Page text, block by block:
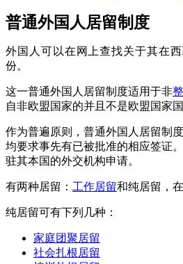
普通外国人居留制度
外国人可以在网上查找关于其在
份。
这一普通外国人居留制度适用于非
自非欧盟国家的并且不是欧盟国家
作为普遍原则，普通外国人居留制
均要求事先有已被批准的相应签证
驻其本国的外交机构申请。
有两种居留： 工作居留和纯居留，
纯居留可有下列几种：
家庭团聚居留
社会扎根居留